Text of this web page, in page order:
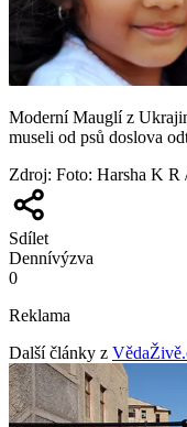
Moderní Mauglí z
museli od psů doslova
Zdroj: Foto: Harsha K R
Sdílet
Dennívýzva
0
Reklama
Další články z